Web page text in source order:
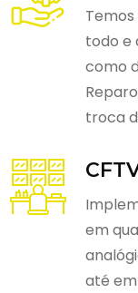
todo e
como
troca
em
até